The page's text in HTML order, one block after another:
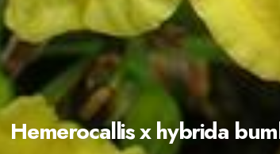
Hemerocallis x hybrida